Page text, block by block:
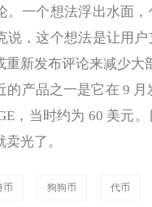
。一个想法浮出水面
说，这个想法是让用
重新发布评论来减少
品之一是它在 9 月
，当时约为 60 美元
光了。
币 狗狗币 代币